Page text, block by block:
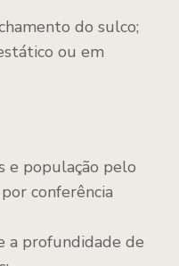
do sulco;
ou em
e população pelo
conferência
a profundidade de